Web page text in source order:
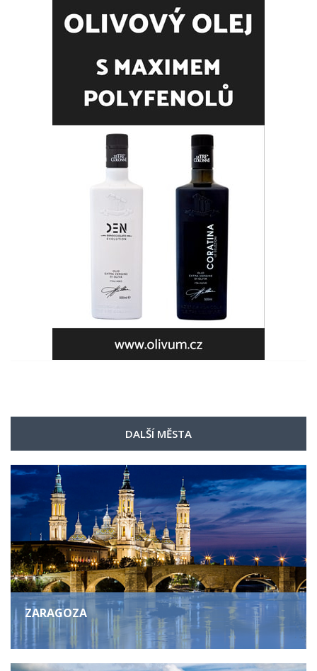
DALŠÍ MĚSTA
ZARAGOZA